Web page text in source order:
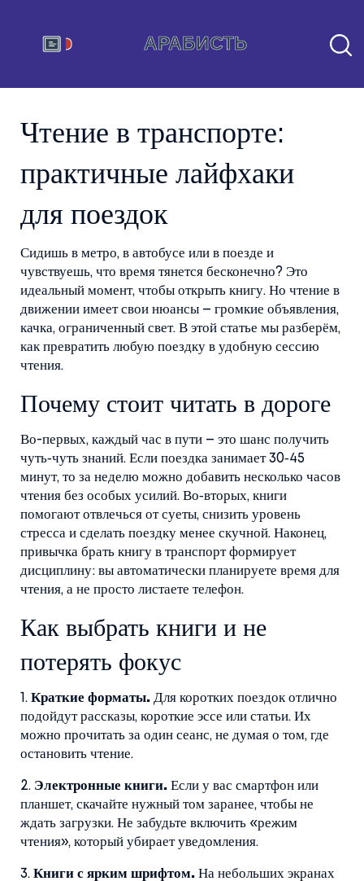
Чтение в транспорте:
практичные лайфхаки
для поездок
Сидишь в метро, в автобусе или в поезде и
чувствуешь, что время тянется бесконечно? Это
идеальный момент, чтобы открыть книгу. Но чтение в
движении имеет свои нюансы – громкие объявления,
качка, ограниченный свет. В этой статье мы разберём,
как превратить любую поездку в удобную сессию
чтения.
Почему стоит читать в дороге
Во-первых, каждый час в пути – это шанс получить
чуть‑чуть знаний. Если поездка занимает 30‑45
минут, то за неделю можно добавить несколько часов
чтения без особых усилий. Во‑вторых, книги
помогают отвлечься от суеты, снизить уровень
стресса и сделать поездку менее скучной. Наконец,
привычка брать книгу в транспорт формирует
дисциплину: вы автоматически планируете время для
чтения, а не просто листаете телефон.
Как выбрать книги и не
потерять фокус
1. Краткие форматы. Для коротких поездок отлично
подойдут рассказы, короткие эссе или статьи. Их
можно прочитать за один сеанс, не думая о том, где
остановить чтение.
2. Электронные книги. Если у вас смартфон или
планшет, скачайте нужный том заранее, чтобы не
ждать загрузки. Не забудьте включить «режим
чтения», который убирает уведомления.
3. Книги с ярким шрифтом. На небольших экранах